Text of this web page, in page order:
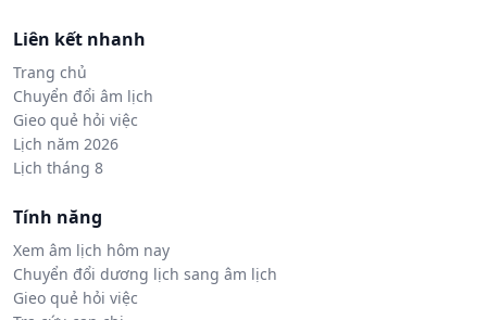
Liên kết nhanh
Trang chủ
Chuyển đổi âm lịch
Gieo quẻ hỏi việc
Lịch năm 2026
Lịch tháng 8
Tính năng
Xem âm lịch hôm nay
Chuyển đổi dương lịch sang âm lịch
Gieo quẻ hỏi việc